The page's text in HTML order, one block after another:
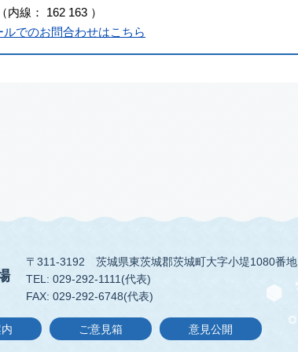
（内線 ： 162 163 ）
ルでのお問合わせはこちら
〒311-3192
茨城県東茨城郡茨城町大字小堤1080番地
TEL: 029-292-1111(代表)
FAX: 029-292-6748(代表)
ご意見箱 意見公開